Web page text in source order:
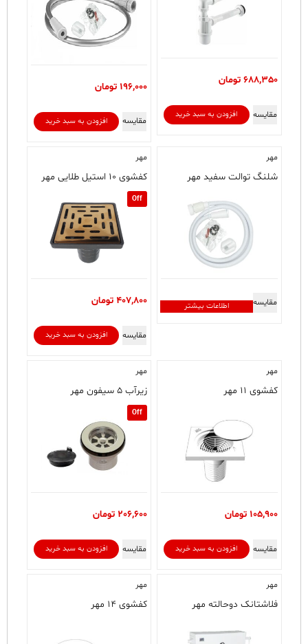
688,350 تومان
افزودن به سبد خرید مقایسه
196,000 تومان
افزودن به سبد خرید مقایسه
مهر
شلنگ توالت سفید مهر
اطلاعات بیشتر مقایسه
مهر
کفشوی ۱۰ استیل طلایی مهر
Off
407,800 تومان
افزودن به سبد خرید مقایسه
مهر
کفشوی ۱۱ مهر
105,900 تومان
افزودن به سبد خرید مقایسه
مهر
زیرآب ۵ سیفون مهر
Off
206,600 تومان
افزودن به سبد خرید مقایسه
مهر
فلاشتانک دوحالته مهر
مهر
کفشوی ۱۴ مهر